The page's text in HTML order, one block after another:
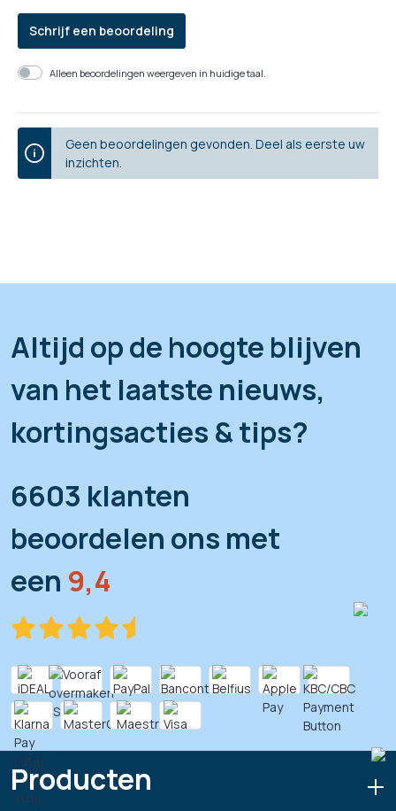
Schrijf een beoordeling
Alleen beoordelingen weergeven in huidige taal.
Geen beoordelingen gevonden. Deel als eerste uw
inzichten.
Altijd op de hoogte blijven
van het laatste nieuws,
kortingsacties & tips?
6603 klanten
beoordelen ons met
een 9,4
Producten